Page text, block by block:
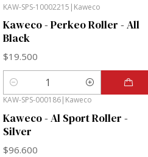
KAW-SPS-10002215 | Kaweco
Kaweco - Perkeo Roller - All
Black
$19.500
Cantidad
KAW-SPS-000186| Kaweco
Kaweco - Al Sport Roller -
Silver
$96.600